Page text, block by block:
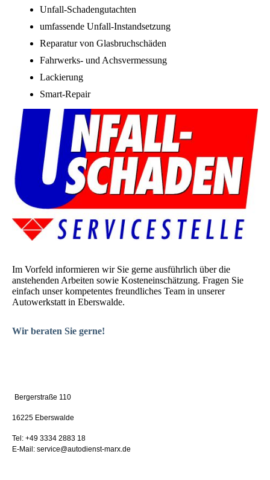
Unfall-Schadengutachten
umfassende Unfall-Instandsetzung
Reparatur von Glasbruchschäden
Fahrwerks- und Achsvermessung
Lackierung
Smart-Repair
Im Vorfeld informieren wir Sie gerne ausführlich über die
anstehenden Arbeiten sowie Kosteneinschätzung. Fragen Sie
einfach unser kompetentes freundliches Team in unserer
Autowerkstatt in Eberswalde.
Wir beraten Sie gerne!
Bergerstraße 110
16225 Eberswalde
Tel: +49 3334 2883 18
E-Mail: service@autodienst-marx.de